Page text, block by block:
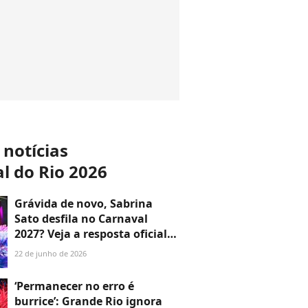
do Rio 2026
Grávida de novo, Sabrina
Sato desfila no Carnaval
2027? Veja a resposta oficial
da equipe da apresentadora
gravidez: 'Em breve...'
22 de junho de 2026
‘Permanecer no erro é
burrice’: Grande Rio ignora